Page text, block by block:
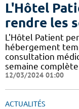
L'Hôtel
rendre les
L'Hôtel Patient
hébergement
consultation
semaine
12/03/2024 01:00
ACTUALITÉS